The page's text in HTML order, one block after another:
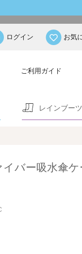
ログイン お気
ご利用ガイド
レインブーツ
バー吸水傘